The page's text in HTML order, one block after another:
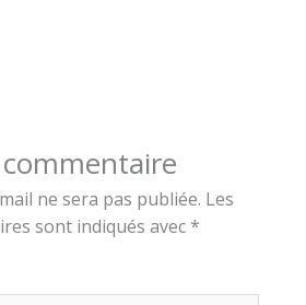
ne sera pas publiée. Les
sont indiqués avec *